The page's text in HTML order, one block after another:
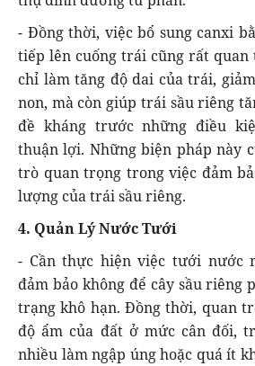
- Đồng thời, việc bổ sung canxi
tiếp lên cuống trái cũng rất quan
chỉ làm tăng độ dai của trái,
non, mà còn giúp trái sầu riêng
đề kháng trước những điều
thuận lợi. Những biện pháp này
trò quan trọng trong việc đảm
lượng của trái sầu riêng.
4. Quản Lý Nước Tưới
- Cần thực hiện việc tưới nước
đảm bảo không để cây sầu riêng
trạng khô hạn. Đồng thời, quan
độ ẩm của đất ở mức cân đối,
nhiều làm ngập úng hoặc quá ít